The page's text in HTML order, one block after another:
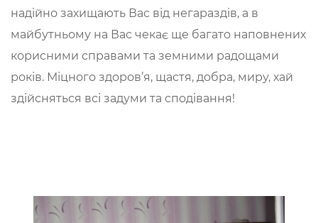
надійно захищають Вас від негараздів, а в
майбутньому на Вас чекає ще багато наповнених
корисними справами та земними радощами
років. Міцного здоров’я, щастя, добра, миру, хай
здійсняться всі задуми та сподівання!